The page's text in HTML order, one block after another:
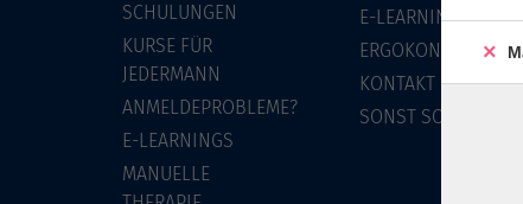
SCHULUNGEN
KURSE FÜR
JEDERMANN
ANMELDEPROBLEME?
E-LEARNINGS
MANUELLE
E-LEARNINGS
ERGOKONZEPT
KONTAKT
SONST SO